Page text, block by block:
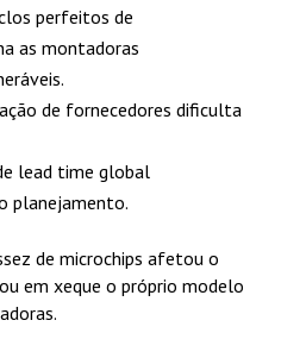
perfeitos de
as montadoras
de fornecedores dificulta
lead time global
planejamento.
de microchips afetou o
em xeque o próprio modelo